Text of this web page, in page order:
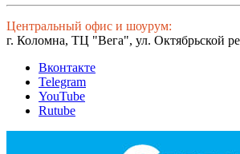
Центральный офис и шоурум:
г. Коломна, ТЦ "Вега", ул. Октябрьской
Вконтакте
Telegram
YouTube
Rutube